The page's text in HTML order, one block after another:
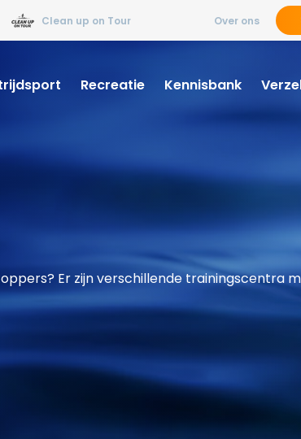
Clean up on Tour Over ons
Recreatie Kennisbank
Er zijn verschillende trainingscentra